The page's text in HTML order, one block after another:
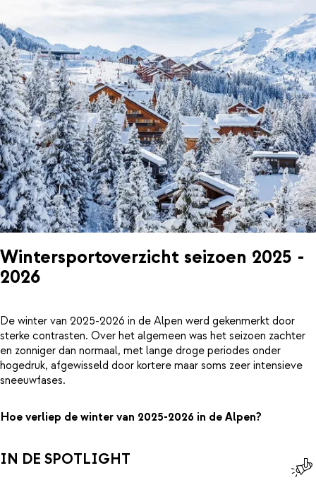
Wintersportoverzicht seizoen 2025 -
2026
De winter van 2025-2026 in de Alpen werd gekenmerkt door
sterke contrasten. Over het algemeen was het seizoen zachter
en zonniger dan normaal, met lange droge periodes onder
hogedruk, afgewisseld door kortere maar soms zeer intensieve
sneeuwfases.
Hoe verliep de winter van 2025-2026 in de Alpen?
IN DE SPOTLIGHT